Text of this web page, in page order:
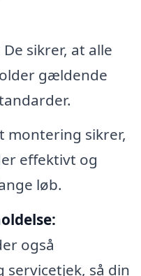
De sikrer, at alle
gældende
montering sikrer,
effektivt og
løb.
også
servicetjek, så din